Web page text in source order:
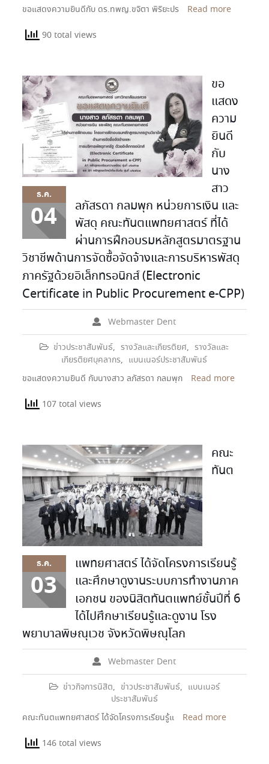
ขอแสดงความยินดีกับ ดร.ทพญ.ขจิตา พิริยะปร
Read more
90 total views
ธ.ค.
04
ขอ
แสดง
ความ
ยินดี
กับ
นาง
สาว
ลภัสรดา กลมพุก หน่วยการเงิน และ
พัสดุ คณะทันตแพทยศาสตร์ ที่ได้
ผ่านการฝึกอบรมหลักสูตรมาตรฐาน
วิชาชีพด้านการจัดซื้อจัดจ้างและการบริหารพัสดุ
ภาครัฐด้วยอิเล็กทรอนิกส์ (Electronic
Certificate in Public Procurement e-CPP)
Webmaster Dent
ข่าวประชาสัมพันธ์, รางวัลและเกียรติยศ, รางวัลและ
เกียรติยศบุคลากร, แบนเนอร์ประชาสัมพันธ์
ขอแสดงความยินดี กับนางสาว ลภัสรดา กลมพุก
Read more
107 total views
ธ.ค.
03
คณะ
ทันต
แพทยศาสตร์ ได้จัดโครงการเรียนรู้
และศึกษาดูงานระบบการทำงานภาค
เอกชน ของนิสิตทันตแพทย์ชั้นปีที่ 6
ได้ไปศึกษาเรียนรู้และดูงาน โรง
พยาบาลพิษณุเวช จังหวัดพิษณุโลก
Webmaster Dent
ข่าวกิจการนิสิต, ข่าวประชาสัมพันธ์, แบนเนอร์
ประชาสัมพันธ์
คณะทันตแพทยศาสตร์ ได้จัดโครงการเรียนรู้แ
Read more
146 total views